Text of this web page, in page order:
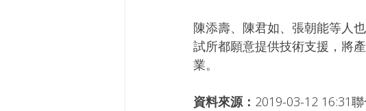
陳添壽、陳君如、張朝能等人
試所都願意提供技術支援，將
業。
資料來源： 2019-03-12 16:31